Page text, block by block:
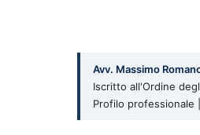
Avv. Massimo
Iscritto all'Ordine
Profilo professionale